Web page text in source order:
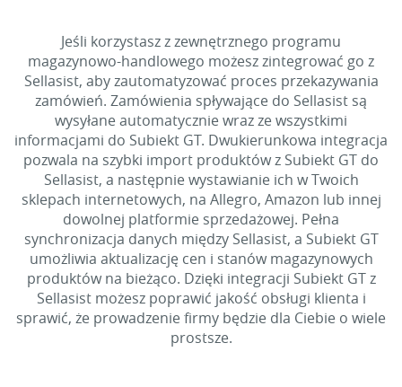
Jeśli korzystasz z zewnętrznego programu
magazynowo-handlowego możesz zintegrować go z
Sellasist, aby zautomatyzować proces przekazywania
zamówień. Zamówienia spływające do Sellasist są
wysyłane automatycznie wraz ze wszystkimi
informacjami do Subiekt GT. Dwukierunkowa integracja
pozwala na szybki import produktów z Subiekt GT do
Sellasist, a następnie wystawianie ich w Twoich
sklepach internetowych, na Allegro, Amazon lub innej
dowolnej platformie sprzedażowej. Pełna
synchronizacja danych między Sellasist, a Subiekt GT
umożliwia aktualizację cen i stanów magazynowych
produktów na bieżąco. Dzięki integracji Subiekt GT z
Sellasist możesz poprawić jakość obsługi klienta i
sprawić, że prowadzenie firmy będzie dla Ciebie o wiele
prostsze.